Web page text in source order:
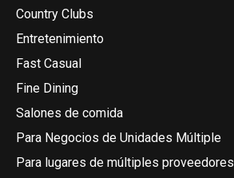
Country Clubs
Entretenimiento
Fast Casual
Fine Dining
Salones de comida
Para Negocios de Unidades Múltiple
Para lugares de múltiples proveedores